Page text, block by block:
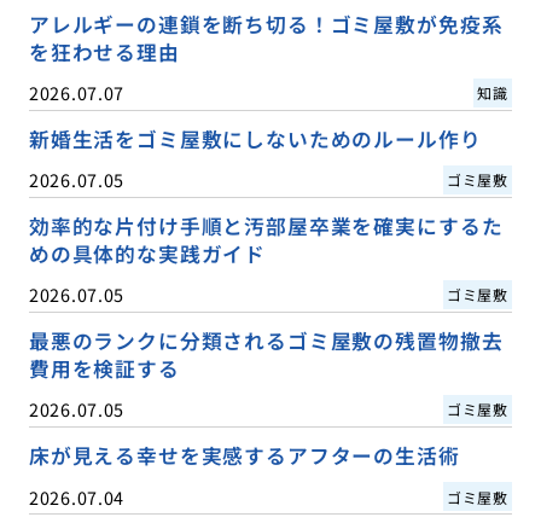
アレルギーの連鎖を断ち切る！ゴミ屋敷が免疫系
を狂わせる理由
2026.07.07 知識
新婚生活をゴミ屋敷にしないためのルール作り
2026.07.05 ゴミ屋敷
効率的な片付け手順と汚部屋卒業を確実にするた
めの具体的な実践ガイド
2026.07.05 ゴミ屋敷
最悪のランクに分類されるゴミ屋敷の残置物撤去
費用を検証する
2026.07.05 ゴミ屋敷
床が見える幸せを実感するアフターの生活術
2026.07.04 ゴミ屋敷